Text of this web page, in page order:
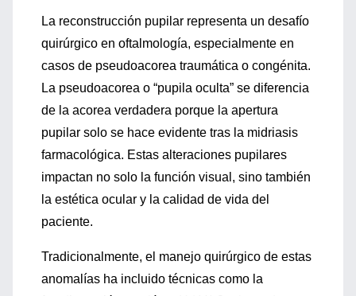
La reconstrucción pupilar representa un desafío
quirúrgico en oftalmología, especialmente en
casos de pseudoacorea traumática o congénita.
La pseudoacorea o “pupila oculta” se diferencia
de la acorea verdadera porque la apertura
pupilar solo se hace evidente tras la midriasis
farmacológica. Estas alteraciones pupilares
impactan no solo la función visual, sino también
la estética ocular y la calidad de vida del
paciente.
Tradicionalmente, el manejo quirúrgico de estas
anomalías ha incluido técnicas como la